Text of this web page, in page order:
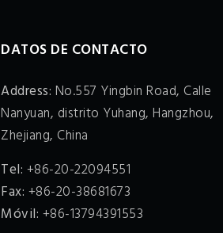
DATOS DE CONTACTO
Address: No.557 Yingbin Road, Calle
Nanyuan, distrito Yuhang, Hangzhou,
Zhejiang, China
Tel: +86-20-22094551
Fax: +86-20-38681673
Móvil: +86-13794391553